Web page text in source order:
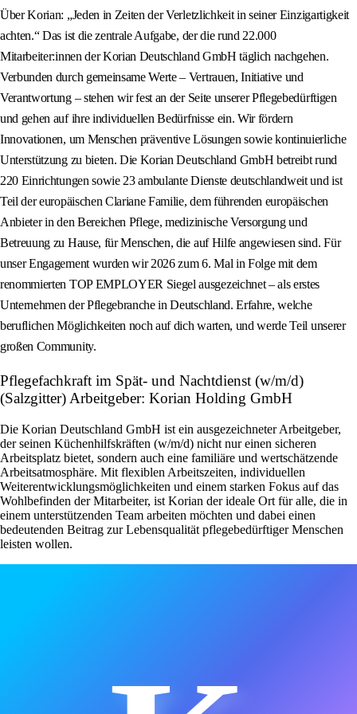
Über Korian: „Jeden in Zeiten der Verletzlichkeit in seiner Einzigartigkeit
achten.“ Das ist die zentrale Aufgabe, der die rund 22.000
Mitarbeiter:innen der Korian Deutschland GmbH täglich nachgehen.
Verbunden durch gemeinsame Werte – Vertrauen, Initiative und
Verantwortung – stehen wir fest an der Seite unserer Pflegebedürftigen
und gehen auf ihre individuellen Bedürfnisse ein. Wir fördern
Innovationen, um Menschen präventive Lösungen sowie kontinuierliche
Unterstützung zu bieten. Die Korian Deutschland GmbH betreibt rund
220 Einrichtungen sowie 23 ambulante Dienste deutschlandweit und ist
Teil der europäischen Clariane Familie, dem führenden europäischen
Anbieter in den Bereichen Pflege, medizinische Versorgung und
Betreuung zu Hause, für Menschen, die auf Hilfe angewiesen sind. Für
unser Engagement wurden wir 2026 zum 6. Mal in Folge mit dem
renommierten TOP EMPLOYER Siegel ausgezeichnet – als erstes
Unternehmen der Pflegebranche in Deutschland. Erfahre, welche
beruflichen Möglichkeiten noch auf dich warten, und werde Teil unserer
großen Community.
Pflegefachkraft im Spät- und Nachtdienst (w/m/d)
(Salzgitter) Arbeitgeber: Korian Holding GmbH
Die Korian Deutschland GmbH ist ein ausgezeichneter Arbeitgeber,
der seinen Küchenhilfskräften (w/m/d) nicht nur einen sicheren
Arbeitsplatz bietet, sondern auch eine familiäre und wertschätzende
Arbeitsatmosphäre. Mit flexiblen Arbeitszeiten, individuellen
Weiterentwicklungsmöglichkeiten und einem starken Fokus auf das
Wohlbefinden der Mitarbeiter, ist Korian der ideale Ort für alle, die in
einem unterstützenden Team arbeiten möchten und dabei einen
bedeutenden Beitrag zur Lebensqualität pflegebedürftiger Menschen
leisten wollen.